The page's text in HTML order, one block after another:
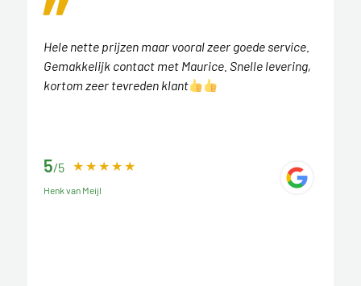
Hele nette prijzen maar vooral zeer goede service.
Gemakkelijk contact met Maurice. Snelle levering,
kortom zeer tevreden klant
5/5
Henk van Meijl